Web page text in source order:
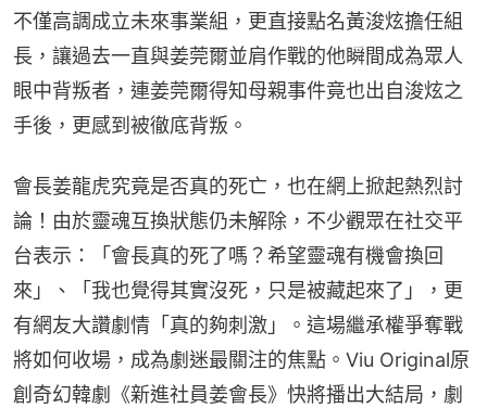
不僅高調成立未來事業組，更直接點名黃浚炫擔任組
長，讓過去一直與姜莞爾並肩作戰的他瞬間成為眾人
眼中背叛者，連姜莞爾得知母親事件竟也出自浚炫之
手後，更感到被徹底背叛。
會長姜龍虎究竟是否真的死亡，也在網上掀起熱烈討
論！由於靈魂互換狀態仍未解除，不少觀眾在社交平
台表示：「會長真的死了嗎？希望靈魂有機會換回
來」、「我也覺得其實沒死，只是被藏起來了」，更
有網友大讚劇情「真的夠刺激」。這場繼承權爭奪戰
將如何收場，成為劇迷最關注的焦點。Viu Original原
創奇幻韓劇《新進社員姜會長》快將播出大結局，劇